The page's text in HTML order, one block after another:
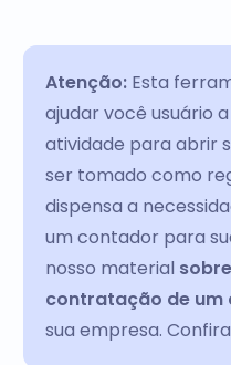
Atenção:Esta
ajudar você usuário
atividade para abrir
ser tomado como
dispensa a
um contador para
nosso material
contratação de um
sua empresa. Confira